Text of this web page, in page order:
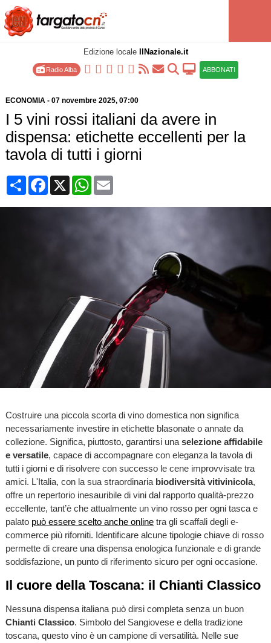
Edizione locale IlNazionale.it
Radio Alba ABBONATI
ECONOMIA- 07 novembre 2025, 07:00
I 5 vini rossi italiani da avere in
dispensa: etichette eccellenti per la
tavola di tutti i giorni
CondividiFacebook
X WhatsApp
Email
Costruire una piccola scorta di vino domestica non significa
necessariamente investire in etichette blasonate o annate da
collezione. Significa, piuttosto, garantirsi una selezione affidabile
e versatile, capace di accompagnare con eleganza la tavola di
tutti i giorni e di risolvere con successo le cene improvvisate tra
amici. L'Italia, con la sua straordinaria biodiversità vitivinicola,
offre un repertorio inesauribile di vini dal rapporto qualità-prezzo
eccellente, tant’è che attualmente un vino rosso per ogni tasca e
palato può essere scelto anche onlinetra gli scaffali degli e-
commerce più riforniti. Identificare alcune tipologie chiave di rosso
permette di creare una dispensa enologica funzionale e di grande
soddisfazione, un punto di riferimento sicuro per ogni occasione.
Il cuore della Toscana: il Chianti Classico
Nessuna dispensa italiana può dirsi completa senza un buon
Chianti Classico. Simbolo del Sangiovese e della tradizione
toscana, questo vino è un campione di versatilità. Nelle sue